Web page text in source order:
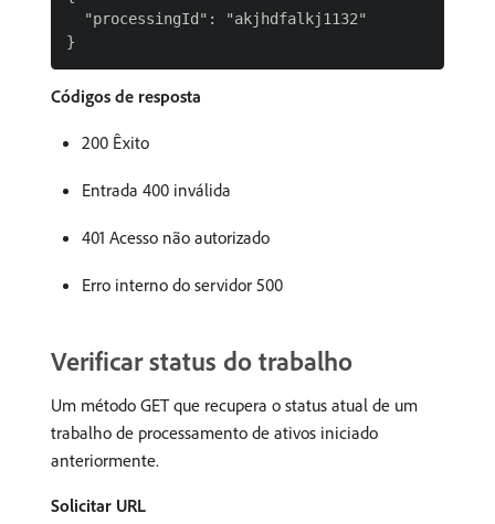
  "processingId": "akjhdfalkj1132"
Códigos de resposta
200 Êxito
Entrada 400 inválida
401 Acesso não autorizado
Erro interno do servidor 500
Verificar status do trabalho
Um método GET que recupera o status atual de um
trabalho de processamento de ativos iniciado
anteriormente.
Solicitar URL